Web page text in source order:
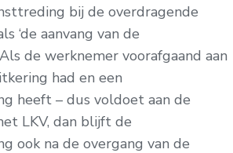
bij de overdragende
‘de aanvang van de
de werknemer voorafgaand aan
had en een
heeft – dus voldoet aan de
LKV, dan blijft de
ook na de overgang van de